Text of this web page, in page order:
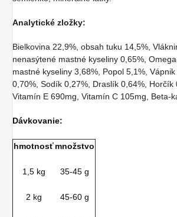
Analytické zložky:
Bielkovina 22,9%, obsah tuku 14,5%,
nenasýtené mastné kyseliny 0,65%,
mastné kyseliny 3,68%, Popol 5,1%,
0,70%, Sodík 0,27%, Draslík 0,64%, Horčík
Vitamín E 690mg, Vitamín C 105mg, Beta-
Dávkovanie:
hmotnosťmnožstvo
1,5 kg 35-45 g
2 kg 45-60 g